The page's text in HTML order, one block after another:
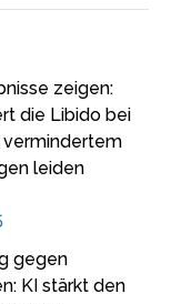
zeigen:
die Libido bei
vermindertem
leiden
gegen
KI stärkt den